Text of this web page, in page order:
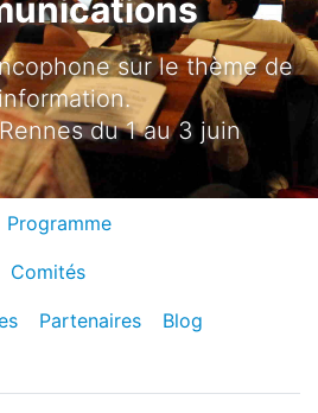
sur le thème de
du 1 au 3 juin
Programme
Comités
Partenaires Blog